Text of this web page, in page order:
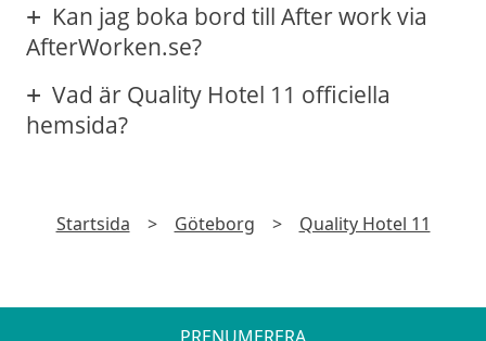
Kan jag boka bord till After work via
AfterWorken.se?
Vad är Quality Hotel 11 officiella
hemsida?
Startsida > Göteborg > Quality Hotel 11